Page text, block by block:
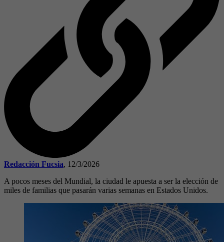
Redacción Fucsia, 12/3/2026
A pocos meses del Mundial, la ciudad le apuesta a ser la elección de
miles de familias que pasarán varias semanas en Estados Unidos.